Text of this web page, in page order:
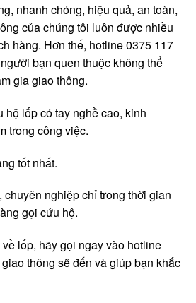
nhanh chóng, hiệu quả, an toàn,
của chúng tôi luôn được nhiều
hàng. Hơn thế, hotline 0375 117
bạn quen thuộc không thể
gia giao thông.
lốp có tay nghề cao, kinh
trong công việc.
tốt nhất.
nghiệp chỉ trong thời gian
gọi cứu hộ.
lốp, hãy gọi ngay vào hotline
thông sẽ đến và giúp bạn khắc